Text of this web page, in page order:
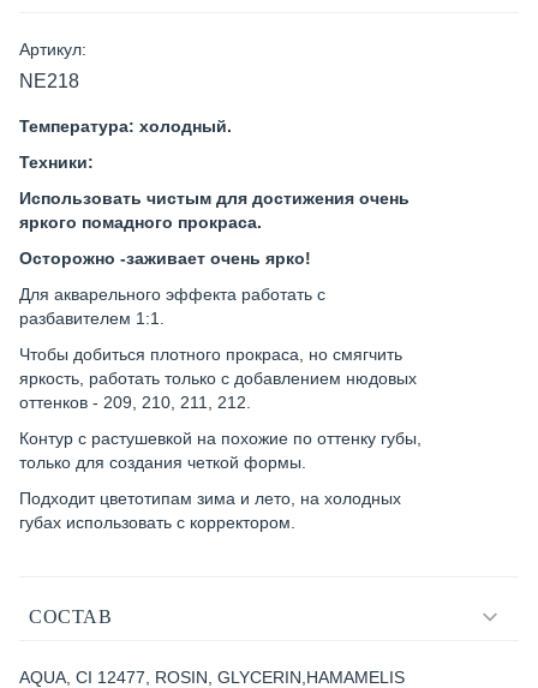
Артикул:
NE218
Температура: холодный.
Техники:
Использовать чистым для достижения очень
яркого помадного прокраса.
Осторожно -заживает очень ярко!
Для акварельного эффекта работать с
разбавителем 1:1.
Чтобы добиться плотного прокраса, но смягчить
яркость, работать только с добавлением нюдовых
оттенков - 209, 210, 211, 212.
Контур с растушевкой на похожие по оттенку губы,
только для создания четкой формы.
Подходит цветотипам зима и лето, на холодных
губах использовать с корректором.
СОСТАВ
AQUA, CI 12477, ROSIN, GLYCERIN,HAMAMELIS